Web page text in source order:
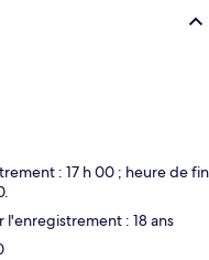
: 17 h 00 ; heure de fin
: 18 ans